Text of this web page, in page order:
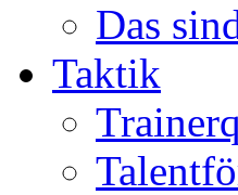
Das
Taktik